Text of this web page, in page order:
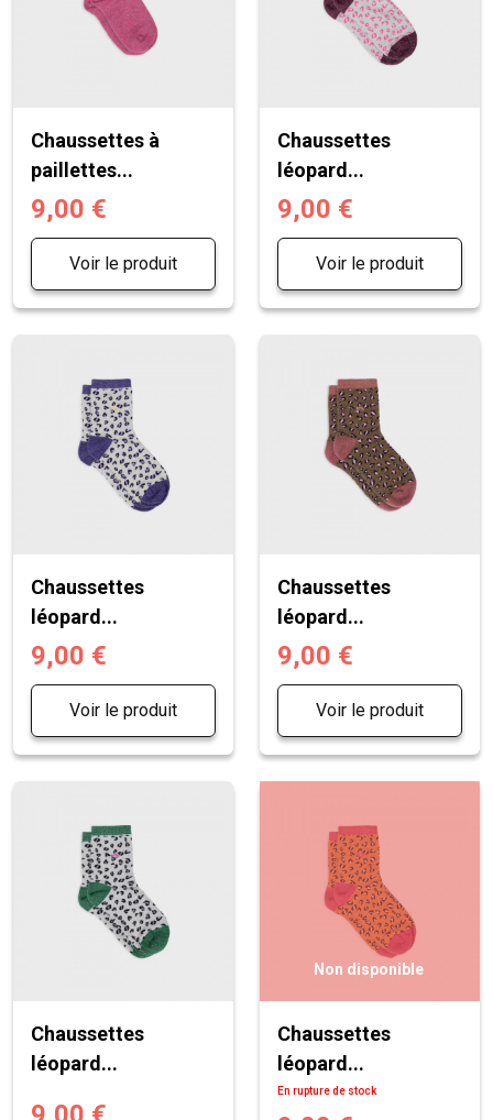
Chaussettes à
paillettes...
9,00 €
Voir le produit
Chaussettes
léopard...
9,00 €
Voir le produit
Chaussettes
léopard...
9,00 €
Voir le produit
Chaussettes
léopard...
9,00 €
Voir le produit
Chaussettes
léopard...
Non disponible
Chaussettes
léopard...
En rupture de stock